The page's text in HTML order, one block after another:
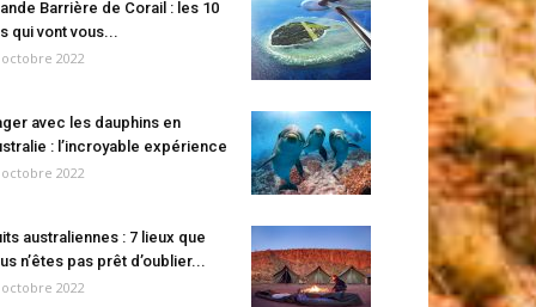
Barrière de Corail : les 10
qui vont vous...
2022
avec les dauphins en
: l’incroyable expérience
2022
australiennes : 7 lieux que
n’êtes pas prêt d’oublier...
2022